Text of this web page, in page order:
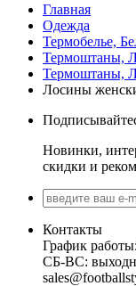
Главная
Одежда
Термобелье,
Термоштаны,
Термоштаны,
Лосины
Новинки,
скидки и
Контакты
График работы:
СБ-ВС: